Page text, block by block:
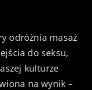
odróżnia masaż
do seksu,
kulturze
na wynik –